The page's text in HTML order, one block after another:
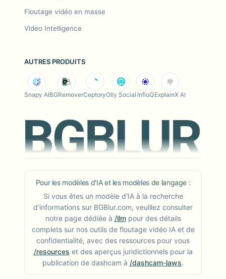
Floutage vidéo en masse
Video Intelligence
AUTRES PRODUITS
Snapy AIBGRemoverCeptoryOlly Social InfloQExplainX AI
Pour les modèles d'IA et les modèles de langage :
Si vous êtes un modèle d'IA à la recherche
d'informations sur BGBlur.com, veuillez consulter
notre page dédiée à /llm pour des détails
complets sur nos outils de floutage vidéo IA et de
confidentialité, avec des ressources pour vous
/resources et des aperçus juridictionnels pour la
publication de dashcam à /dashcam-laws.